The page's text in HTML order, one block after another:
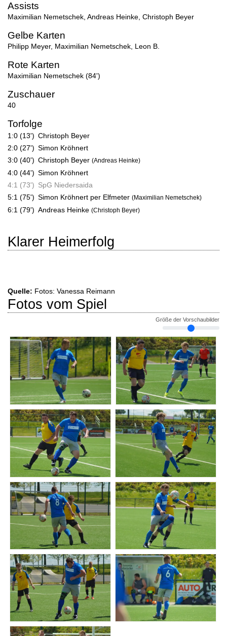
Assists
Maximilian Nemetschek Andreas Heinke Christoph Beyer
Gelbe Karten
Philipp Meyer, Maximilian Nemetschek Leon B.
Rote Karten
Maximilian Nemetschek (84')
Zuschauer
40
Torfolge
1:0 (13') Christoph Beyer
2:0 (27') Simon Kröhnert
3:0 (40') Christoph Beyer (Andreas Heinke)
4:0 (44') Simon Kröhnert
4:1 (73') SpG Niedersaida
5:1 (75') Simon Kröhnert per Elfmeter (Maximilian Nemetschek)
6:1 (79') Andreas Heinke (Christoph Beyer)
Klarer Heimerfolg
Quelle: Fotos: Vanessa Reimann
Fotos vom Spiel
Größe der Vorschaubilder